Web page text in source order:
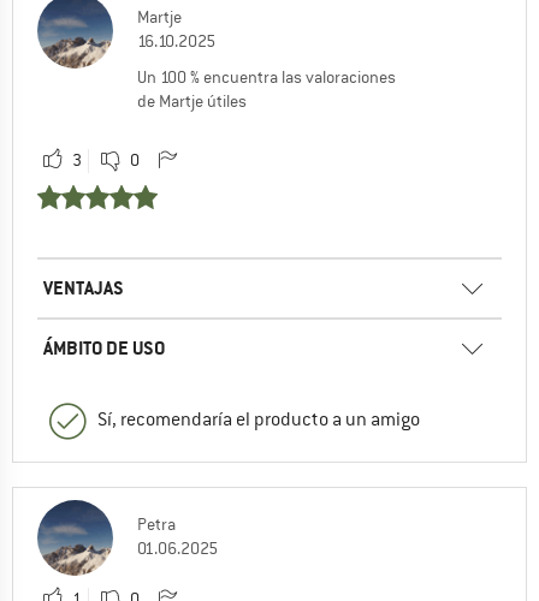
Martje
16.10.2025
Un 100 % encuentra las valoraciones
de Martje útiles
3 0
VENTAJAS
ÁMBITO DE USO
Sí, recomendaría el producto a un amigo
Petra
01.06.2025